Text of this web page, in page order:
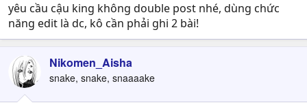
yêu cầu cậu king không double post nhé, dùng chức
năng edit là dc, kô cần phải ghi 2 bài!
Nikomen_Aisha
snake, snake, snaaaake